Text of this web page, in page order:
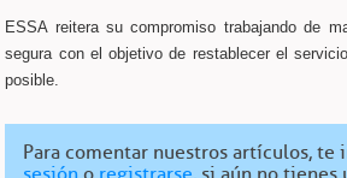
ESSA reitera su compromiso trabajando de
segura con el objetivo de restablecer el
posible.
Para comentar nuestros artículos,